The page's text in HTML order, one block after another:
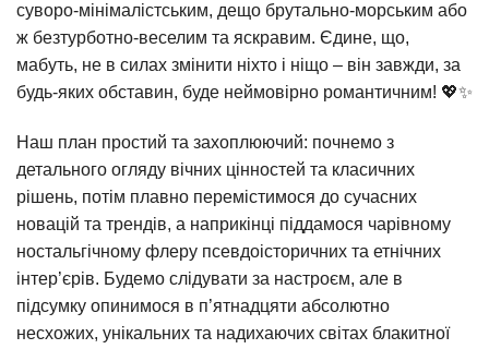
суворо-мінімалістським, дещо брутально-морським або
ж безтурботно-веселим та яскравим. Єдине, що,
мабуть, не в силах змінити ніхто і ніщо – він завжди, за
будь-яких обставин, буде неймовірно романтичним! 💖✨
Наш план простий та захоплюючий: почнемо з
детального огляду вічних цінностей та класичних
рішень, потім плавно перемістимося до сучасних
новацій та трендів, а наприкінці піддамося чарівному
ностальгічному флеру псевдоісторичних та етнічних
інтер’єрів. Будемо слідувати за настроєм, але в
підсумку опинимося в п’ятнадцяти абсолютно
несхожих, унікальних та надихаючих світах блакитної